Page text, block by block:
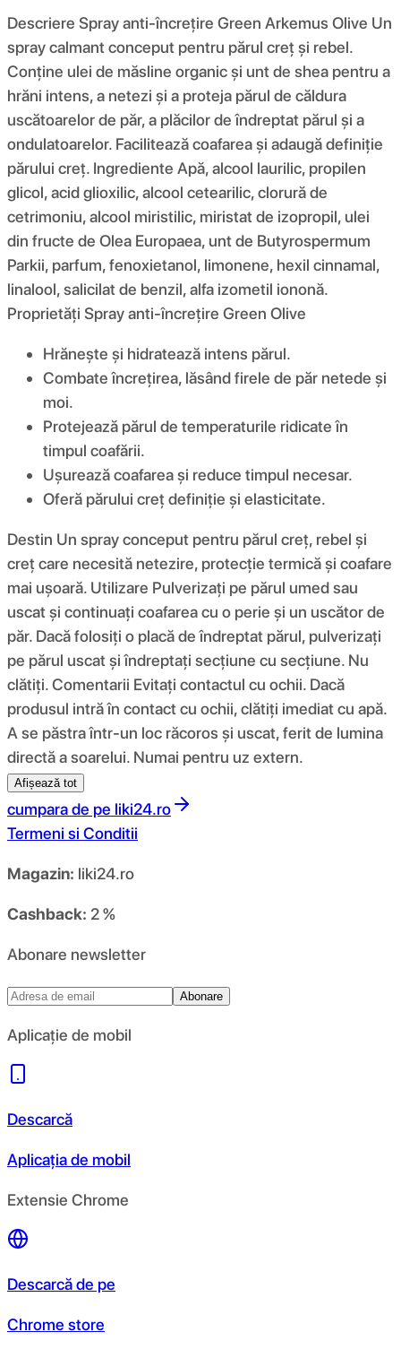
Descriere Spray anti-încrețire Green Arkemus Olive Un
spray calmant conceput pentru părul creț și rebel.
Conține ulei de măsline organic și unt de shea pentru a
hrăni intens, a netezi și a proteja părul de căldura
uscătoarelor de păr, a plăcilor de îndreptat părul și a
ondulatoarelor. Facilitează coafarea și adaugă definiție
părului creț. Ingrediente Apă, alcool laurilic, propilen
glicol, acid glioxilic, alcool cetearilic, clorură de
cetrimoniu, alcool miristilic, miristat de izopropil, ulei
din fructe de Olea Europaea, unt de Butyrospermum
Parkii, parfum, fenoxietanol, limonene, hexil cinnamal,
linalool, salicilat de benzil, alfa izometil iononă.
Proprietăți Spray anti-încrețire Green Olive
Hrănește și hidratează intens părul.
Combate încrețirea, lăsând firele de păr netede și
moi.
Protejează părul de temperaturile ridicate în
timpul coafării.
Ușurează coafarea și reduce timpul necesar.
Oferă părului creț definiție și elasticitate.
Destin Un spray conceput pentru părul creț, rebel și
creț care necesită netezire, protecție termică și coafare
mai ușoară. Utilizare Pulverizați pe părul umed sau
uscat și continuați coafarea cu o perie și un uscător de
păr. Dacă folosiți o placă de îndreptat părul, pulverizați
pe părul uscat și îndreptați secțiune cu secțiune. Nu
clătiți. Comentarii Evitați contactul cu ochii. Dacă
produsul intră în contact cu ochii, clătiți imediat cu apă.
A se păstra într-un loc răcoros și uscat, ferit de lumina
directă a soarelui. Numai pentru uz extern.
Afișează tot
cumpara de pe liki24.ro
Termeni si Conditii
Magazin: liki24.ro
Cashback: 2 %
Abonare newsletter
Abonare
Aplicație de mobil
Descarcă
Aplicația de mobil
Extensie Chrome
Descarcă de pe
Chrome store